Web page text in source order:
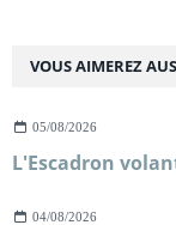
VOUS AIMEREZ
05/08/2026
L'Escadron
04/08/2026